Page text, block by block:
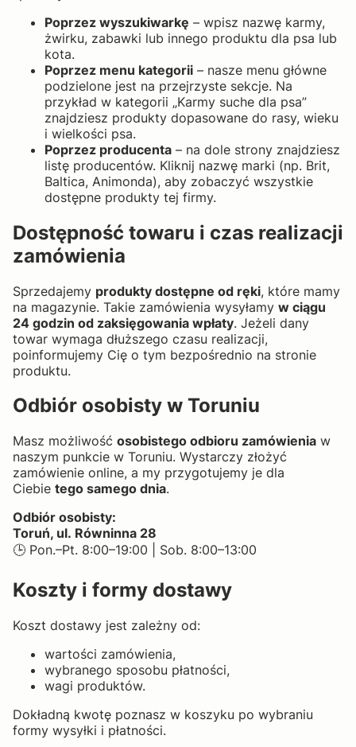
Poprzez wyszukiwarkę – wpisz nazwę karmy,
żwirku, zabawki lub innego produktu dla psa lub
kota.
Poprzez menu kategorii – nasze menu główne
podzielone jest na przejrzyste sekcje. Na
przykład w kategorii „Karmy suche dla psa”
znajdziesz produkty dopasowane do rasy, wieku
i wielkości psa.
Poprzez producenta – na dole strony znajdziesz
listę producentów. Kliknij nazwę marki (np. Brit,
Baltica, Animonda), aby zobaczyć wszystkie
dostępne produkty tej firmy.
Dostępność towaru i czas realizacji
zamówienia
Sprzedajemy produkty dostępne od ręki, które mamy
na magazynie. Takie zamówienia wysyłamy w ciągu
24 godzin od zaksięgowania wpłaty. Jeżeli dany
towar wymaga dłuższego czasu realizacji,
poinformujemy Cię o tym bezpośrednio na stronie
produktu.
Odbiór osobisty w Toruniu
Masz możliwość osobistego odbioru zamówienia w
naszym punkcie w Toruniu. Wystarczy złożyć
zamówienie online, a my przygotujemy je dla
Ciebie tego samego dnia.
Odbiór osobisty:
Toruń, ul. Równinna 28
🕒 Pon.–Pt. 8:00–19:00 | Sob. 8:00–13:00
Koszty i formy dostawy
Koszt dostawy jest zależny od:
wartości zamówienia,
wybranego sposobu płatności,
wagi produktów.
Dokładną kwotę poznasz w koszyku po wybraniu
formy wysyłki i płatności.